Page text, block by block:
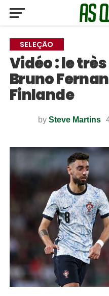
SELEÇÃO
Vidéo : le
Bruno
Finlande
by Steve Martins